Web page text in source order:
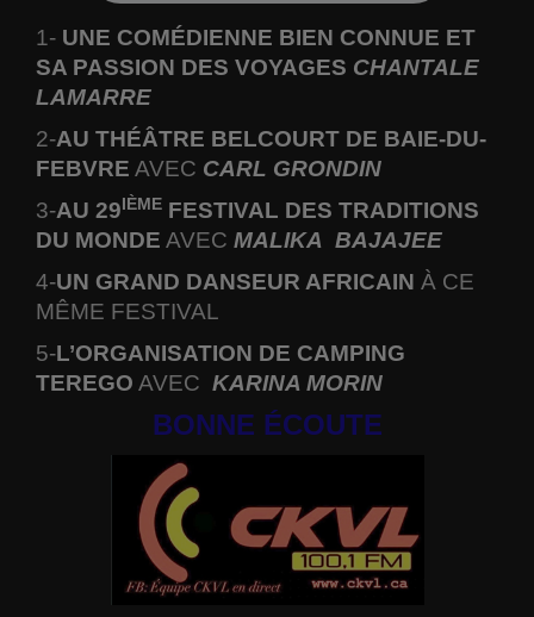
1- UNE COMÉDIENNE BIEN CONNUE ET
SA PASSION DES VOYAGES CHANTALE
LAMARRE
2-AU THÉÂTRE BELCOURT DE BAIE-DU-
FEBVRE AVEC CARL GRONDIN
3-AU 29IÈME FESTIVAL DES TRADITIONS
DU MONDE AVEC MALIKA BAJAJEE
4-UN GRAND DANSEUR AFRICAIN À CE
MÊME FESTIVAL
5-L’ORGANISATION DE CAMPING
TEREGO AVEC KARINA MORIN
BONNE ÉCOUTE